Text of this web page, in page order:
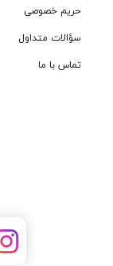
حریم خصوصی
سؤالات متداول
تماس با ما